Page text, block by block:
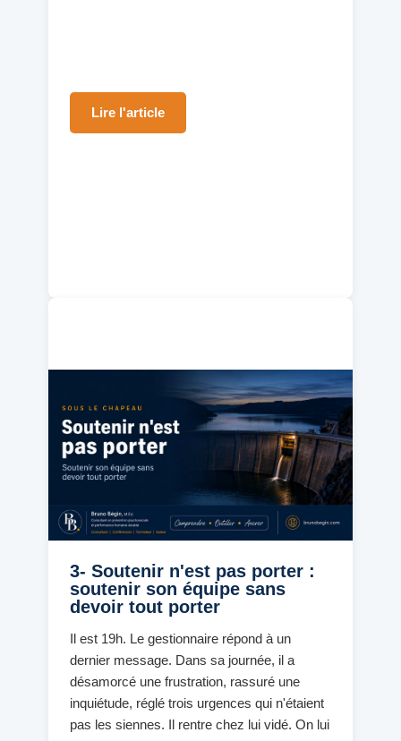
Lire l'article
3- Soutenir n'est pas porter :
soutenir son équipe sans
devoir tout porter
Il est 19h. Le gestionnaire répond à un
dernier message. Dans sa journée, il a
désamorcé une frustration, rassuré une
inquiétude, réglé trois urgences qui n'étaient
pas les siennes. Il rentre chez lui vidé. On lui